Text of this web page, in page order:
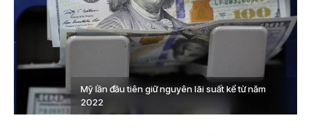
Mỹ lần đầu tiên giữ nguyên lãi suất kể từ năm
2022